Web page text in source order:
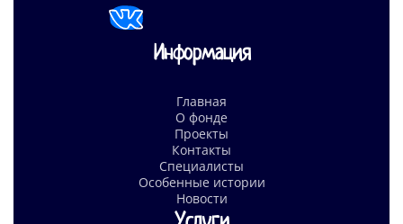
Информация
Главная
О фонде
Проекты
Контакты
Специалисты
Особенные истории
Новости